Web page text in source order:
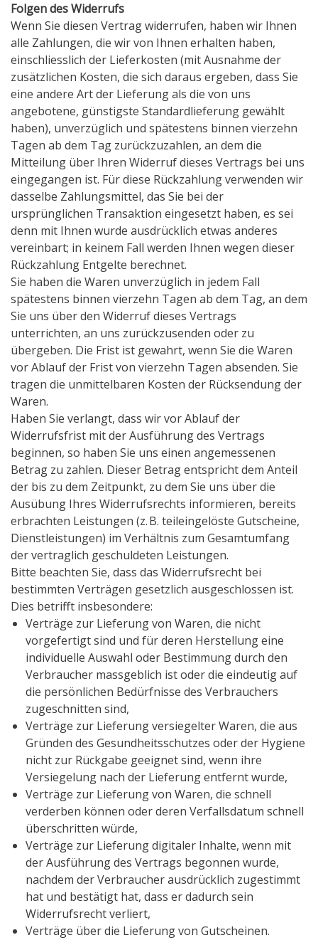
Folgen des Widerrufs
Wenn Sie diesen Vertrag widerrufen, haben wir Ihnen
alle Zahlungen, die wir von Ihnen erhalten haben,
einschliesslich der Lieferkosten (mit Ausnahme der
zusätzlichen Kosten, die sich daraus ergeben, dass Sie
eine andere Art der Lieferung als die von uns
angebotene, günstigste Standardlieferung gewählt
haben), unverzüglich und spätestens binnen vierzehn
Tagen ab dem Tag zurückzuzahlen, an dem die
Mitteilung über Ihren Widerruf dieses Vertrags bei uns
eingegangen ist. Für diese Rückzahlung verwenden wir
dasselbe Zahlungsmittel, das Sie bei der
ursprünglichen Transaktion eingesetzt haben, es sei
denn mit Ihnen wurde ausdrücklich etwas anderes
vereinbart; in keinem Fall werden Ihnen wegen dieser
Rückzahlung Entgelte berechnet.
Sie haben die Waren unverzüglich in jedem Fall
spätestens binnen vierzehn Tagen ab dem Tag, an dem
Sie uns über den Widerruf dieses Vertrags
unterrichten, an uns zurückzusenden oder zu
übergeben. Die Frist ist gewahrt, wenn Sie die Waren
vor Ablauf der Frist von vierzehn Tagen absenden. Sie
tragen die unmittelbaren Kosten der Rücksendung der
Waren.
Haben Sie verlangt, dass wir vor Ablauf der
Widerrufsfrist mit der Ausführung des Vertrags
beginnen, so haben Sie uns einen angemessenen
Betrag zu zahlen. Dieser Betrag entspricht dem Anteil
der bis zu dem Zeitpunkt, zu dem Sie uns über die
Ausübung Ihres Widerrufsrechts informieren, bereits
erbrachten Leistungen (z. B. teileingelöste Gutscheine,
Dienstleistungen) im Verhältnis zum Gesamtumfang
der vertraglich geschuldeten Leistungen.
Bitte beachten Sie, dass das Widerrufsrecht bei
bestimmten Verträgen gesetzlich ausgeschlossen ist.
Dies betrifft insbesondere:
Verträge zur Lieferung von Waren, die nicht
vorgefertigt sind und für deren Herstellung eine
individuelle Auswahl oder Bestimmung durch den
Verbraucher massgeblich ist oder die eindeutig auf
die persönlichen Bedürfnisse des Verbrauchers
zugeschnitten sind,
Verträge zur Lieferung versiegelter Waren, die aus
Gründen des Gesundheitsschutzes oder der Hygiene
nicht zur Rückgabe geeignet sind, wenn ihre
Versiegelung nach der Lieferung entfernt wurde,
Verträge zur Lieferung von Waren, die schnell
verderben können oder deren Verfallsdatum schnell
überschritten würde,
Verträge zur Lieferung digitaler Inhalte, wenn mit
der Ausführung des Vertrags begonnen wurde,
nachdem der Verbraucher ausdrücklich zugestimmt
hat und bestätigt hat, dass er dadurch sein
Widerrufsrecht verliert,
Verträge über die Lieferung von Gutscheinen.